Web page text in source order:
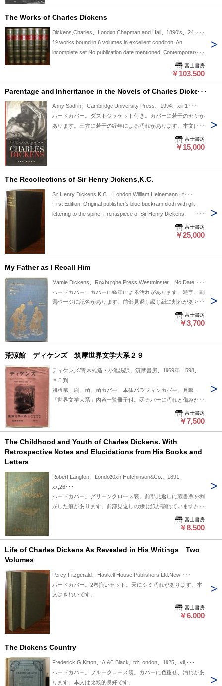
The Works of Charles Dickens
Dickens,Charles、London:Chapman and Hall、1890's、24.･･･
19 works bound in 6 volumes in excellent condition. An
incomplete set.No publication date mentioned. Contemporary
green half calf, gilt decorated raised bands, gilt titles to red
labels, marbled boards, page edges, and endpapers. Spines
rubbed and with some marks to the top and base, light spotting
to endpapers.Stamps and some pencil notes to endpapers or
Martin Chuzzlewit, Little Dorrit, Master Humphrey’s Clock, A
Tale of Two Cities, The Pickwick Papers, Dombey & Son,
Pictures from Italy,Christmas Stories,Reprinted Pieces Free
shipping within Japan.
富士書房
￥103,500
Parentage and Inheritance in the Novels of Charles Dickens
Anny Sadrin、Cambridge University Press、1994、xiii,1･･･
ハードカバー。ダストジャケット付き。カバーに若干のヤケが
あります。三方に若干の経年による汚れがあります。本文は良
富士書房
￥15,000
The Recollections of Sir Henry Dickens,K.C.
Sir Henry Dickens,K.C.、London:William Heinemann Lt･･･
First Edition. Original publisher's blue buckram cloth with gilt
lettering to the spine. Frontispiece of Sir Henry Dickens
detached but still laid in. There is a message and signature of
Sir Henry Dickens' wife and a small piece of paper with a
detached frontispiece, the book is in good shape.
富士書房
￥25,000
My Father as I Recall Him
Mamie Dickens、Roxburghe Press:Westminster、No Date ･･･
ハードカバー。カバーに経年による汚れがあります。題字、副
題ページに記名があります。前部見返し綴じ紙に割れがありま
すが読むのには特に影響はありません。前半部に若干の鉛筆に
富士書房
￥3,700
荒涼館 ディケンズ 筑摩世界文学大系２９
ディケンズ/青木雄造・小池滋訳、筑摩書房、1969年、598、
Ａ５判
初版第１刷。函、函カバー、本体パラフィンカバー、月報、
「世界文学大系」内容一覧冊子付。函カバーに汚れと傷みがあ
富士書房
￥7,500
The Childhood and Youth of Charles Dickens. With
Retrospective Notes and Elucidations from His Books and
Letters
Robert Langton、Londo20xn:Hutchinson&Co.、1891、
xx,26･･･
ハードカバー。グリーンクロース装。前部見返しに蔵書票を剥
がした痕があります。前部見返しの綴じ紙が割れていますが繋
がっています。題字ページ、ティッシューガードにヤケ、シミ
富士書房
￥8,500
Life of Charles Dickens As Revealed in His Writings Two
Volumes
Percy Fitzgerald、Haskell House Publishers Ltd:New ･･･
ハードカバー。2巻揃いセット。天にシミ汚れがあります。本
文はきれいです。
富士書房
￥6,000
The Dickens Country
Frederick G.Kitton、A.&C.Black,Ltd:London、1925、vii,･･･
ハードカバー。ブルークロース装。カバーに色褪せ、汚れがあ
ります。本文は比較的良好です。